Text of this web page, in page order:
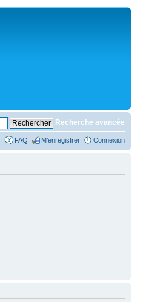
Recherche avancée
FAQ M’enregistrer Connexion